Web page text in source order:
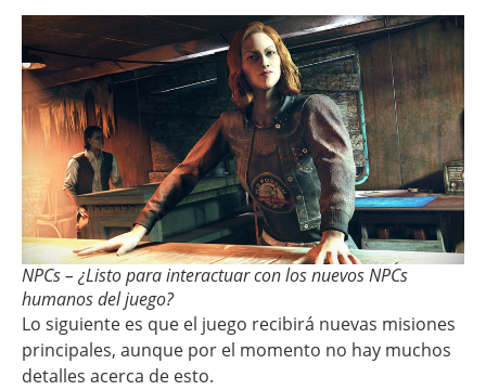
NPCs – ¿Listo para interactuar con los nuevos NPCs
humanos del juego?
Lo siguiente es que el juego recibirá nuevas misiones
principales, aunque por el momento no hay muchos
detalles acerca de esto.